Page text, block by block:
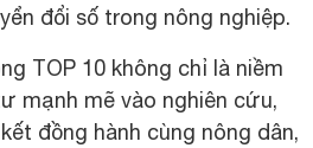
đổi số trong nông nghiệp.
TOP 10 không chỉ là niềm
mạnh mẽ vào nghiên cứu,
đồng hành cùng nông dân,